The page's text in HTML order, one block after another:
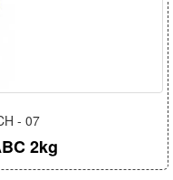
- 07
2kg